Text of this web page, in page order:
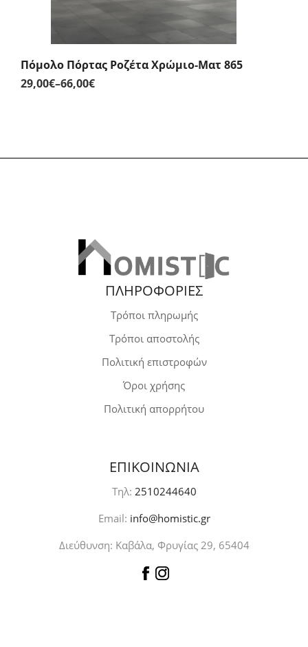
Πόμολο Πόρτας Ροζέτα Χρώμιο-Ματ 865
29,00€–66,00€Price
66,00€
ΠΛΗΡΟΦΟΡΙΕΣ
Τρόποι πληρωμής
Τρόποι αποστολής
Πολιτική επιστροφών
Όροι χρήσης
Πολιτική απορρήτου
ΕΠΙΚΟΙΝΩΝΙΑ
Τηλ: 2510244640
Email: info@homistic.gr
Διεύθυνση: Καβάλα, Φρυγίας 29, 65404